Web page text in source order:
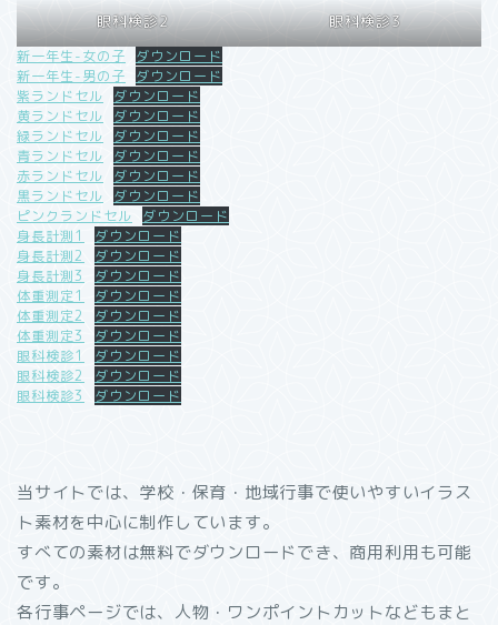
眼科検診2 眼科検診3
新一年生-女の子
ダウンロード
新一年生-男の子
ダウンロード
紫ランドセル
ダウンロード
黄ランドセル
ダウンロード
緑ランドセル
ダウンロード
青ランドセル
ダウンロード
赤ランドセル
ダウンロード
黒ランドセル
ダウンロード
ピンクランドセル
ダウンロード
身長計測1
ダウンロード
身長計測2
ダウンロード
身長計測3
ダウンロード
体重測定1
ダウンロード
体重測定2
ダウンロード
体重測定3
ダウンロード
眼科検診1
ダウンロード
眼科検診2
ダウンロード
眼科検診3
ダウンロード
当サイトでは、学校・保育・地域行事で使いやすいイラス
ト素材を中心に制作しています。
すべての素材は無料でダウンロードでき、商用利用も可能
です。
各行事ページでは、人物・ワンポイントカットなどもまと